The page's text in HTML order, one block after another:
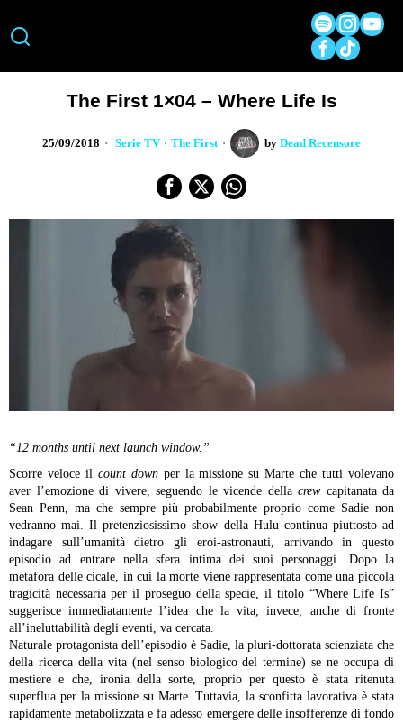
The First 1×04 – Where Life Is
25/09/2018 Serie TV · The First by Dead Recensore
“12 months until next launch window.”
Scorre veloce il count downper la missione su Marte che tutti volevano
aver l’emozione di vivere, seguendo le vicende della crewcapitanata da
Sean Penn, ma che sempre più probabilmente proprio come Sadie non
vedranno mai. Il pretenziosissimo show della Hulu continua piuttosto ad
indagare sull’umanità dietro gli eroi-astronauti, arrivando in questo
episodio ad entrare nella sfera intima dei suoi personaggi. Dopo la
metafora delle cicale, in cui la morte viene rappresentata come una piccola
tragicità necessaria per il proseguo della specie, il titolo “Where Life Is”
suggerisce immediatamente l’idea che la vita, invece, anche di fronte
all’ineluttabilità degli eventi, va cercata.
Naturale protagonista dell’episodio è Sadie, la pluri-dottorata scienziata che
della ricerca della vita (nel senso biologico del termine) se ne occupa di
mestiere e che, ironia della sorte, proprio per questo è stata ritenuta
superflua per la missione su Marte. Tuttavia, la sconfitta lavorativa è stata
rapidamente metabolizzata e fa adesso emergere delle insofferenze di fondo